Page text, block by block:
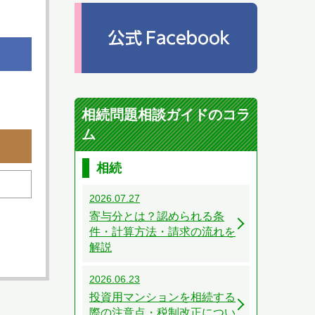
相続問題相談ガイドのコラ
ム
相続
2026.07.27
寄与分とは？認められる条
件・計算方法・請求の流れを
解説
2026.06.23
投資用マンションを相続する
際の注意点・税制改正につい